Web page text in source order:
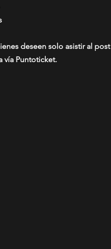
deseen solo asistir al post
vía Puntoticket.